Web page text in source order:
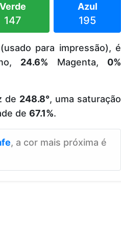
Verde
147
Azul
195
para impressão), é
24.6% Magenta, 0%
de 248.8°, uma saturação
de 67.1%.
, a cor mais próxima é